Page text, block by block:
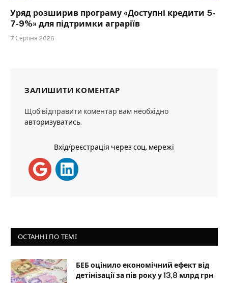
Уряд розширив програму «Доступні кредити 5-
7-9%» для підтримки аграріїв
7 Серпня 2026
ЗАЛИШИТИ КОМЕНТАР
Щоб відправити коментар вам необхідно
авторизуватись.
Вхід/реєстрація через соц. мережі
ОСТАННІ ПО ТЕМІ
БЕБ оцінило економічний ефект від
детінізації за пів року у 13,8 млрд грн